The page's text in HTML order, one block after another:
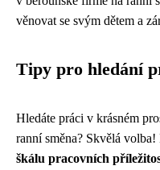
věnovat se svým dětem a
Tipy pro hledání
Hledáte práci v krásném
ranní směna? Skvělá
škálu pracovních